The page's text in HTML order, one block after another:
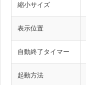
縮小サイズ
表示位置
自動終了タイマー
起動方法